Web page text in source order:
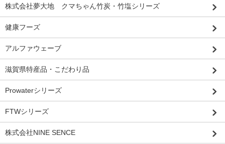
株式会社夢大地 クマちゃん竹炭・竹塩シリーズ
健康フーズ
アルファウェーブ
滋賀県特産品・こだわり品
Prowaterシリーズ
FTWシリーズ
株式会社NINE SENCE